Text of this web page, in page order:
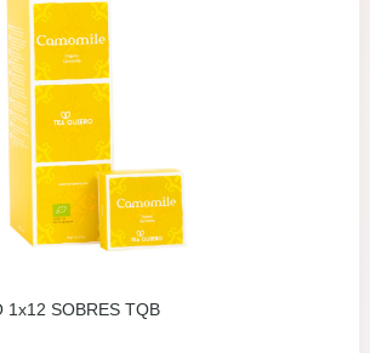
BIO 1x12 SOBRES TQB